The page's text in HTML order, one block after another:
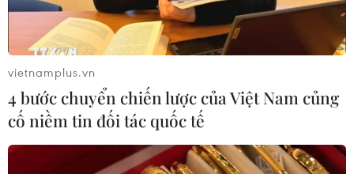
vietnamplus.vn
4 bước chuyển chiến lược của Việt Nam củng
cố niềm tin đối tác quốc tế